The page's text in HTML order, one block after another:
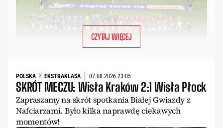
CZYTAJ WIĘCEJ
POLSKA EKSTRAKLASA 07.08.2026 23:05
SKRÓT MECZU: Wisła Kraków 2:1 Wisła Płock
Zapraszamy na skrót spotkania Białej Gwiazdy z
Nafciarzami. Było kilka naprawdę ciekawych
momentów!